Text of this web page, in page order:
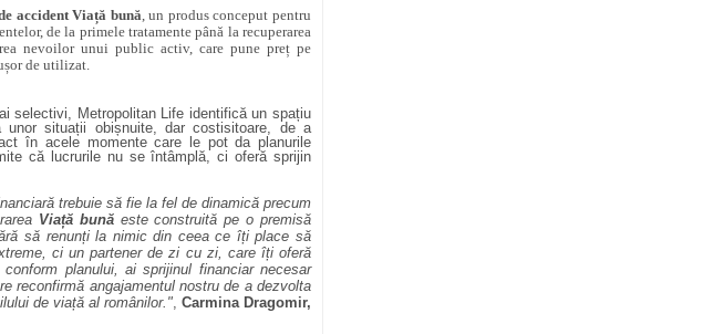
accident Viață bună, un produs conceput pentru
de la primele tratamente până la recuperarea
nevoilor unui public activ, care pune preț pe
de utilizat.
selectivi, Metropolitan Life identifică un spațiu
situații obișnuite, dar costisitoare, de a
în acele momente care le pot da planurile
că lucrurile nu se întâmplă, ci oferă sprijin
trebuie să fie la fel de dinamică precum
Viață bunăeste construită pe o premisă
să renunți la nimic din ceea ce îți place să
ci un partener de zi cu zi, care îți oferă
planului, ai sprijinul financiar necesar
reconfirmă angajamentul nostru de a dezvolta
de viață al românilor.", Carmina Dragomir,